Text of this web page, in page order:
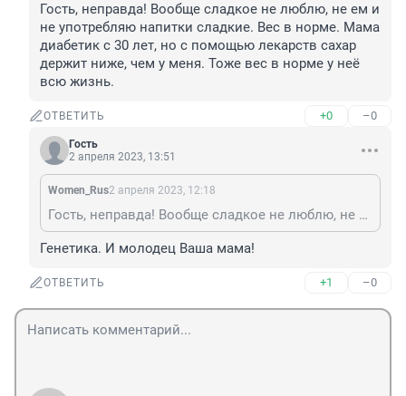
Гость, неправда! Вообще сладкое не люблю, не ем и
не употребляю напитки сладкие. Вес в норме. Мама
диабетик с 30 лет, но с помощью лекарств сахар
держит ниже, чем у меня. Тоже вес в норме у неё
всю жизнь.
ОТВЕТИТЬ +0 –0
Гость
2 апреля 2023, 13:51
Women_Rus2 апреля 2023, 12:18
Гость, неправда! Вообще сладкое не люблю, не ем и не употребляю напитки сладкие. Вес в норме. Мама диабетик с 30 лет, но с помощью лекарств сахар держит ниже, чем у меня. Тоже вес в норме у неё всю жизнь.
Генетика. И молодец Ваша мама!
ОТВЕТИТЬ +1 –0